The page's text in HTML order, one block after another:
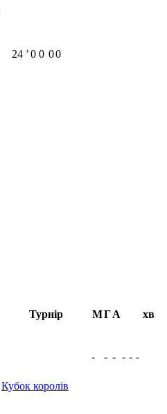
24 ʼ0 0 00
Турнір МГА хв
Кубок королів
- - - - - -